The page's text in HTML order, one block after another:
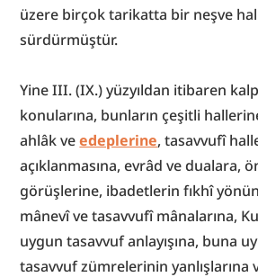
üzere birçok tarikatta bir neşve
sürdürmüştür.
Yine III. (IX.) yüzyıldan itibaren
konularına, bunların çeşitli
ahlâk ve edeplerine, tasavvufî
açıklanmasına, evrâd ve dualara,
görüşlerine, ibadetlerin fıkhî
mânevî ve tasavvufî mânalarına,
uygun tasavvuf anlayışına, buna
tasavvuf zümrelerinin yanlışlarına